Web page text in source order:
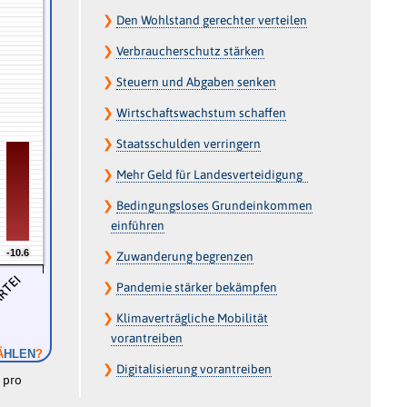
-10.6
-10.6
HLEN?
pro
❯ Den Wohlstand gerechter verteilen
❯ Verbraucherschutz stärken
❯ Steuern und Abgaben senken
❯ Wirtschaftswachstum schaffen
❯ Staatsschulden verringern
❯ Mehr Geld für Landesverteidigung
❯ Bedingungsloses Grundeinkommen
einführen
❯ Zuwanderung begrenzen
❯ Pandemie stärker bekämpfen
❯ Klimaverträgliche Mobilität
vorantreiben
❯ Digitalisierung vorantreiben